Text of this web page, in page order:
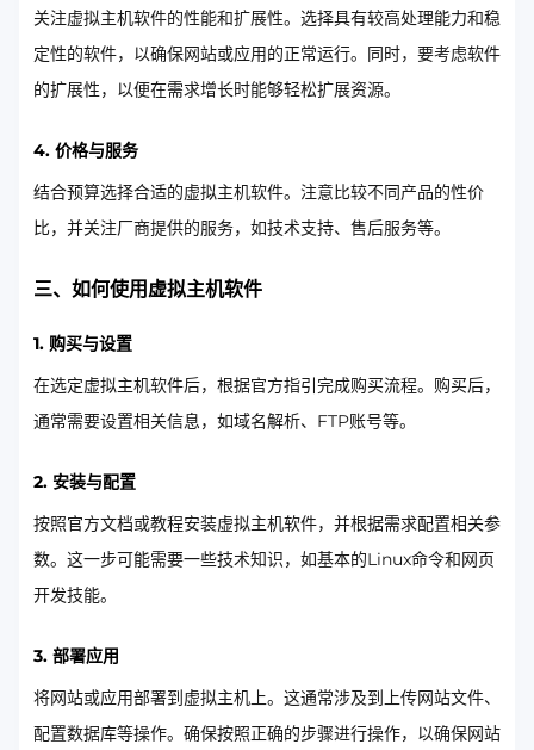
关注虚拟主机软件的性能和扩展性。选择具有较高处理能力和稳
定性的软件，以确保网站或应用的正常运行。同时，要考虑软件
的扩展性，以便在需求增长时能够轻松扩展资源。
4. 价格与服务
结合预算选择合适的虚拟主机软件。注意比较不同产品的性价
比，并关注厂商提供的服务，如技术支持、售后服务等。
三、如何使用虚拟主机软件
1. 购买与设置
在选定虚拟主机软件后，根据官方指引完成购买流程。购买后，
通常需要设置相关信息，如域名解析、FTP账号等。
2. 安装与配置
按照官方文档或教程安装虚拟主机软件，并根据需求配置相关参
数。这一步可能需要一些技术知识，如基本的Linux命令和网页
开发技能。
3. 部署应用
将网站或应用部署到虚拟主机上。这通常涉及到上传网站文件、
配置数据库等操作。确保按照正确的步骤进行操作，以确保网站